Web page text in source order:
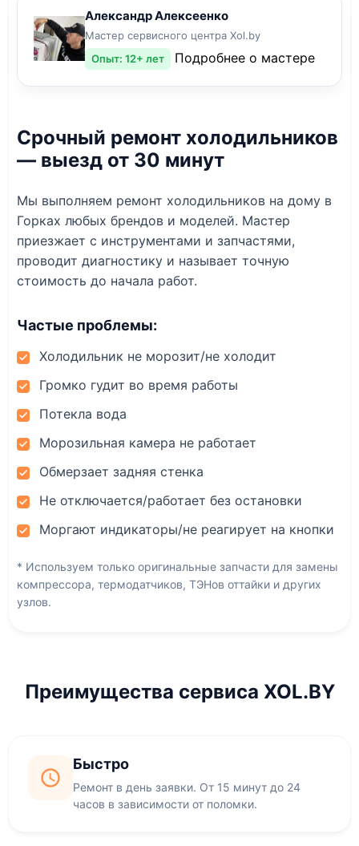
Александр Алексеенко
Мастер сервисного центра Xol.by
Опыт: 12+ лет
Подробнее о мастере
Срочный ремонт холодильников
— выезд от 30 минут
Мы выполняем ремонт холодильников на дому в
Горках любых брендов и моделей. Мастер
приезжает с инструментами и запчастями,
проводит диагностику и называет точную
стоимость до начала работ.
Частые проблемы:
Холодильник не морозит/не холодит
Громко гудит во время работы
Потекла вода
Морозильная камера не работает
Обмерзает задняя стенка
Не отключается/работает без остановки
Моргают индикаторы/не реагирует на кнопки
* Используем только оригинальные запчасти для замены
компрессора, термодатчиков, ТЭНов оттайки и других
узлов.
Преимущества сервиса XOL.BY
Быстро
Ремонт в день заявки. От 15 минут до 24
часов в зависимости от поломки.